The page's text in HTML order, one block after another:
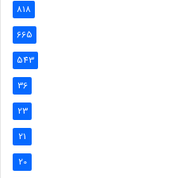
818
665
543
36
23
21
20